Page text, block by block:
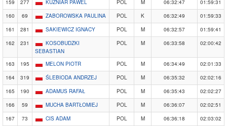
159
277 KUZNIAR PAWEL POL M 06:32:47
01:59:31
160
69 ZABOROWSKA PAULINA POL K 06:32:49
01:59:33
161
281 SAKIEWICZ IGNACY POL M 06:32:57
01:59:41
162
231
KOSOBUDZKI
SEBASTIAN
POL M 06:33:58 02:00:42
163 195 MELON PIOTR POL M 06:34:49
02:01:33
164
319 ŚLEBIODA ANDRZEJ POL M 06:35:32
02:02:16
165
190 ADAMUS RAFAŁ POL M 06:35:43
02:02:27
166
59 MUCHA BARTŁOMIEJ POL M 06:36:07
02:02:51
167
73 CIS ADAM POL M 06:36:18
02:03:02